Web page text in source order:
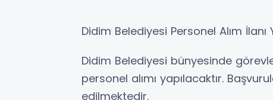
Didim Belediyesi Personel Alım İlanı
​Didim Belediyesi bünyesinde
personel alımı yapılacaktır.
edilmektedir.